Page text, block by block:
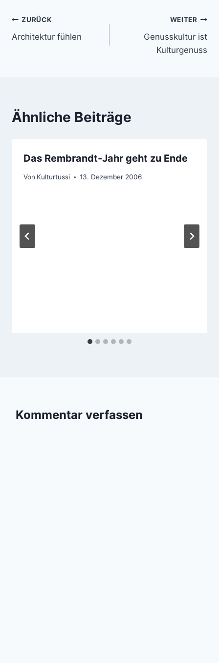
Beitragsnavigation
ZURÜCK
Architektur fühlen
WEITER
Genusskultur ist
Kulturgenuss
Ähnliche Beiträge
Das Rembrandt-Jahr geht zu Ende
Von Kulturtussi 13. Dezember 2006
Kommentar verfassen